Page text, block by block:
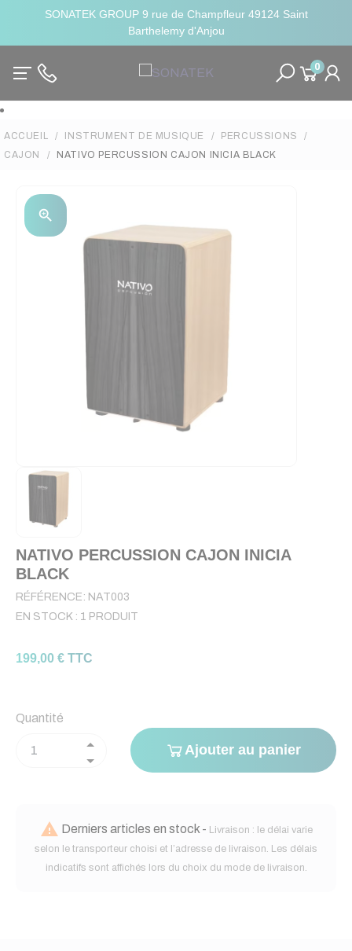
SONATEK GROUP 9 rue de Champfleur 49124 Saint
Barthelemy d'Anjou
0
ACCUEIL INSTRUMENT DE MUSIQUE
PERCUSSIONS
CAJON
NATIVO PERCUSSION CAJON INICIA BLACK
zoom_in
NATIVO PERCUSSION CAJON INICIA
BLACK
RÉFÉRENCE: NAT003
EN STOCK : 1 PRODUIT
199,00 € TTC
Quantité
Ajouter au panier
 Derniers articles en stock - Livraison : le délai varie
selon le transporteur choisi et l’adresse de livraison. Les délais
indicatifs sont affichés lors du choix du mode de livraison.